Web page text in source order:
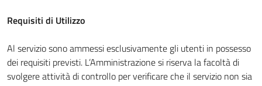
Requisiti di Utilizzo
Al servizio sono ammessi esclusivamente gli utenti in possesso
dei requisiti previsti. L’Amministrazione si riserva la facoltà di
svolgere attività di controllo per verificare che il servizio non sia